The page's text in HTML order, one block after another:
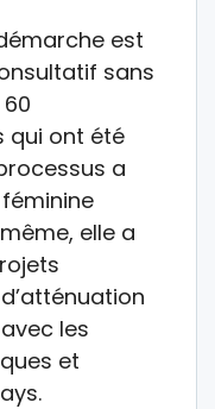
est
sans
qui ont été
a
elle a
les
et